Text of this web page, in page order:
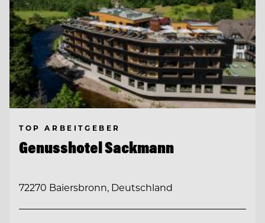
TOP ARBEITGEBER
Genusshotel Sackmann
72270 Baiersbronn, Deutschland